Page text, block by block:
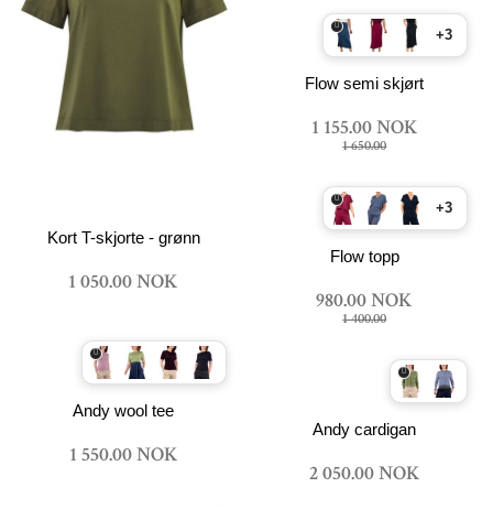
Kort T-skjorte - grønn
1 050.00 NOK
+3
Flow semi skjørt
1 155.00 NOK
1 650.00
+3
Flow topp
980.00 NOK
1 400.00
Andy wool tee
1 550.00 NOK
Andy cardigan
2 050.00 NOK